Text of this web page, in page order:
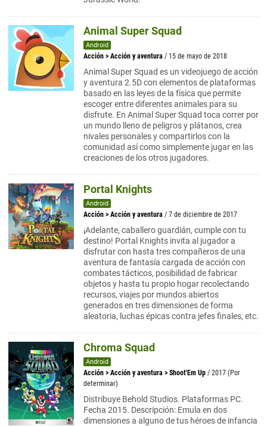
Animal Super Squad
Android
Acción > Acción y aventura / 15 de mayo de 2018
Animal Super Squad es un videojuego de acción
y aventura 2.5D con elementos de plataformas
basado en las leyes de la física que permite
escoger entre diferentes animales para su
disfrute. En Animal Super Squad toca correr por
un mundo lleno de peligros y plátanos, crea
nivales personales y compartirlos con la
comunidad así como simplemente jugar en las
creaciones de los otros jugadores.
Portal Knights
Android
Acción > Acción y aventura / 7 de diciembre de 2017
¡Adelante, caballero guardián, cumple con tu
destino! Portal Knights invita al jugador a
disfrutar con hasta tres compañeros de una
aventura de fantasía cargada de acción con
combates tácticos, posibilidad de fabricar
objetos y hasta tu propio hogar recolectando
recursos, viajes por mundos abiertos
generados en tres dimensiones de forma
aleatoria, luchas épicas contra jefes finales, etc.
Chroma Squad
Android
Acción > Acción y aventura > Shoot'Em Up / 2017 (Por
determinar)
Distribuye Behold Studios. Plataformas PC.
Fecha 2015. Descripción: Emula en dos
dimensiones a alguno de tus héroes de infancia